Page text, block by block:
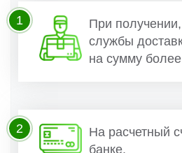
При
службы
на сумму
1
На расчетный
банке.
2